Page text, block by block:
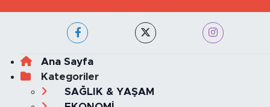
Ana Sayfa
Kategoriler
SAĞLIK & YAŞAM